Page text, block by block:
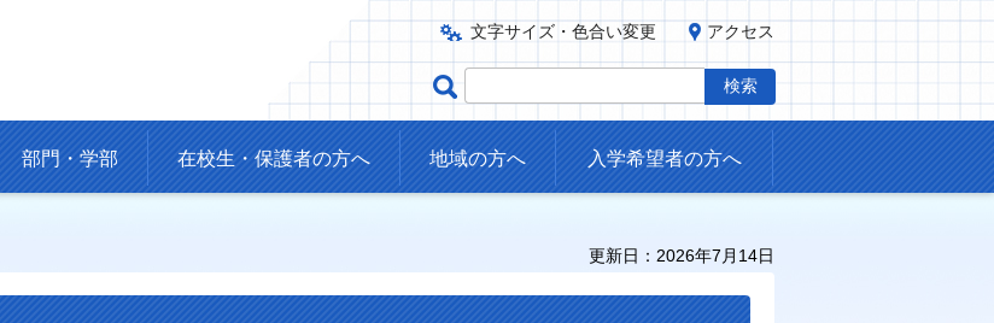
文字サイズ・色合い変更 アクセス
部門・学部 在校生・保護者の方へ 地域の方へ 入学希望者の方へ
更新日：2026年7月14日